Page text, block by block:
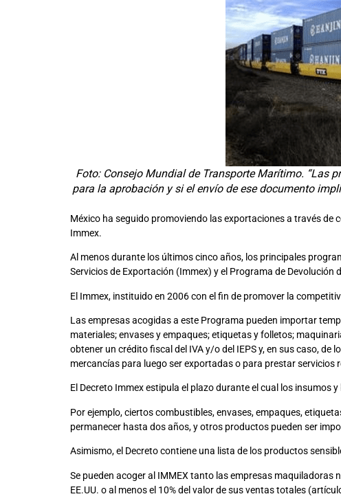
Foto: Consejo Mundial de Transporte Marítimo. “Las
para la aprobación y si el envío de ese documento
México ha seguido promoviendo las exportaciones a través
Immex.
Al menos durante los últimos cinco años, los principales
Servicios de Exportación (Immex) y el Programa de
El Immex, instituido en 2006 con el fin de promover la
Las empresas acogidas a este Programa pueden importar
materiales; envases y empaques; etiquetas y folletos;
obtener un crédito fiscal del IVA y/o del IEPS y, en sus caso,
mercancías para luego ser exportadas o para prestar servicios
El Decreto Immex estipula el plazo durante el cual los insumos
Por ejemplo, ciertos combustibles, envases, empaques,
permanecer hasta dos años, y otros productos pueden ser
Asimismo, el Decreto contiene una lista de los productos
Se pueden acoger al IMMEX tanto las empresas
EE.UU. o al menos el 10% del valor de sus ventas totales